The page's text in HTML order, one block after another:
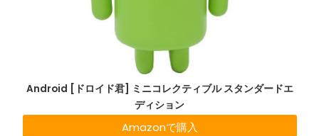
Android [ドロイド君] ミニコレクティブル スタンダードエ
ディション
Amazonで購入